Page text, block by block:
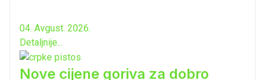
04. Avgust. 2026.
Detaljnije...
Nove cijene goriva za dobro